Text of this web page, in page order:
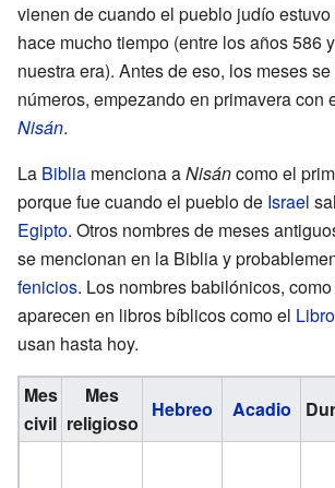
vienen de cuando el pueblo judío estuvo
hace mucho tiempo (entre los años 586
nuestra era). Antes de eso, los meses
números, empezando en primavera con
Nisán.
La Biblia menciona aNisáncomo el
porque fue cuando el pueblo de Israel
Egipto. Otros nombres de meses
se mencionan en la Biblia y
fenicios. Los nombres babilónicos, como
aparecen en libros bíblicos como el
usan hasta hoy.
Mes
civil
Mes
religioso
Hebreo Acadio